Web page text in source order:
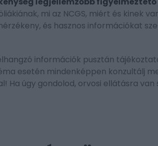
mi az NCGS, miért és kinek
és hasznos információkat
információk pusztán
esetén mindenképpen konzultálj
Ha úgy gondolod, orvosi ellátásra van